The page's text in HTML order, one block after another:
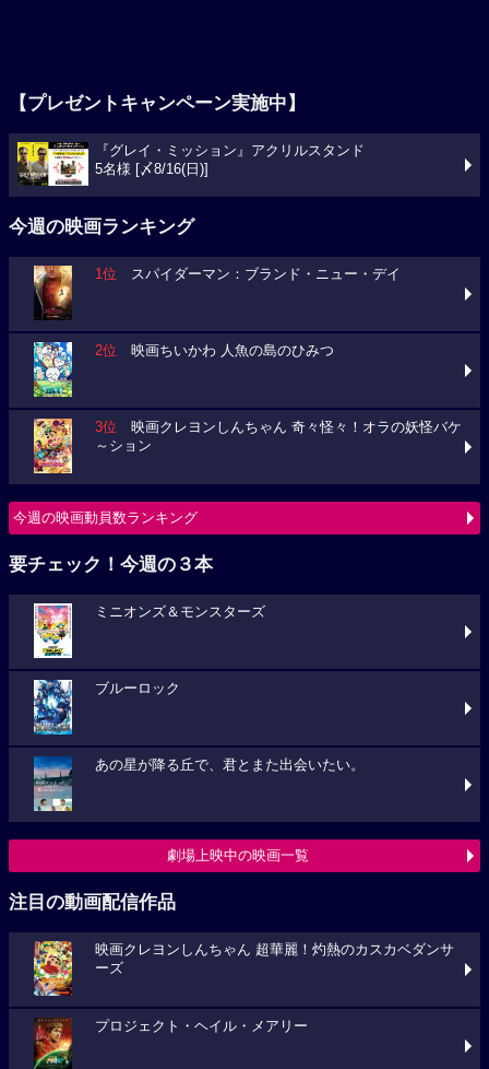
【プレゼントキャンペーン実施中】
『グレイ・ミッション』アクリルスタンド
5名様 [〆8/16(日)]
今週の映画ランキング
1位 スパイダーマン：ブランド・ニュー・デイ
2位 映画ちいかわ 人魚の島のひみつ
3位 映画クレヨンしんちゃん 奇々怪々！オラの妖怪バケ
～ション
今週の映画動員数ランキング
要チェック！今週の３本
ミニオンズ＆モンスターズ
ブルーロック
あの星が降る丘で、君とまた出会いたい。
劇場上映中の映画一覧
注目の動画配信作品
映画クレヨンしんちゃん 超華麗！灼熱のカスカベダンサ
ーズ
プロジェクト・ヘイル・メアリー